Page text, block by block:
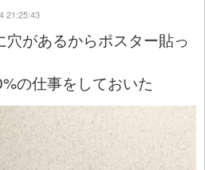
があるからポスター貼っ
の仕事をしておいた
21:25:43